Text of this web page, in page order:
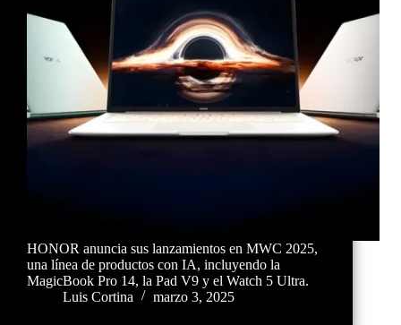
HONOR anuncia sus lanzamientos en MWC 2025,
una línea de productos con IA, incluyendo la
MagicBook Pro 14, la Pad V9 y el Watch 5 Ultra.
Luis Cortina
marzo 3, 2025